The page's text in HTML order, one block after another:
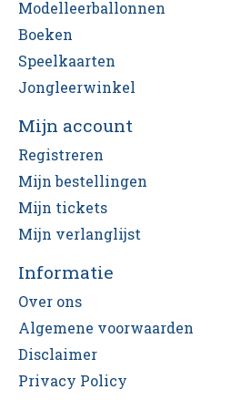
Modelleerballonnen
Boeken
Speelkaarten
Jongleerwinkel
Mijn account
Registreren
Mijn bestellingen
Mijn tickets
Mijn verlanglijst
Informatie
Over ons
Algemene voorwaarden
Disclaimer
Privacy Policy